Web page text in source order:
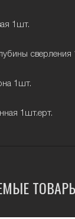
1шт.
сверления
1шт.
1шт.ерт.